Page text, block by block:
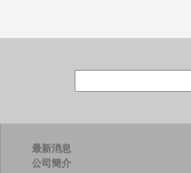
搜
關
最新消息
公司簡介